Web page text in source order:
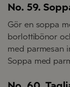
No. 59.
Gör en soppa
borlottibönor
med parmesan
Soppa med